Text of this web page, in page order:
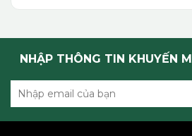
NHẬP THÔNG TIN KHUYẾN